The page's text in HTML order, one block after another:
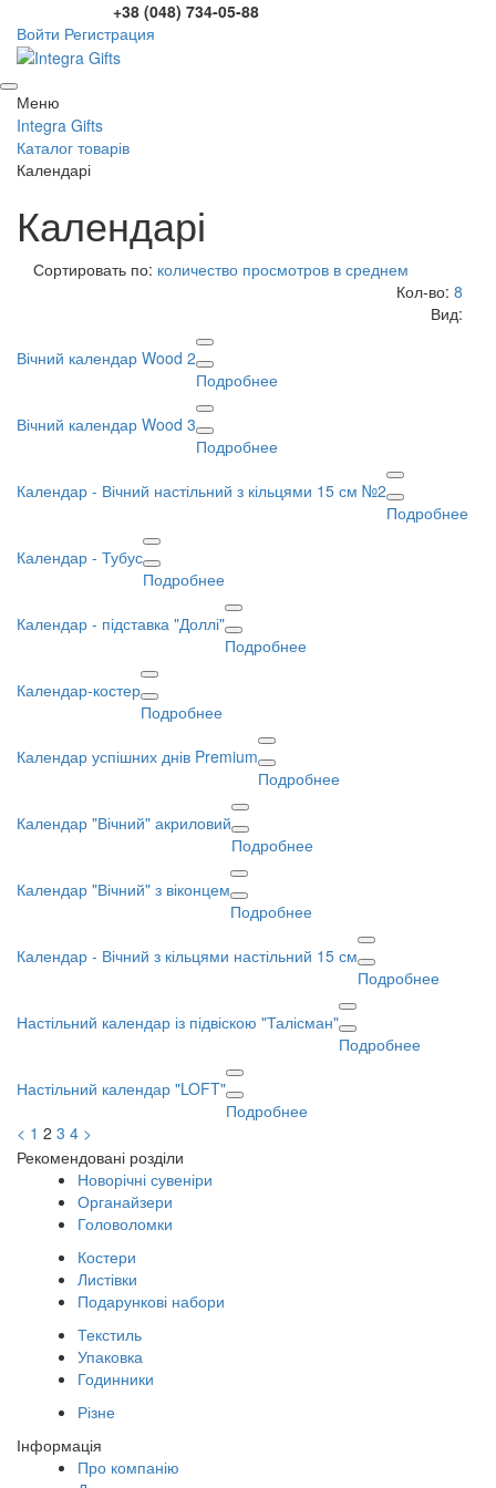
+38 (048) 734-05-88
Войти Регистрация
Меню
Integra Gifts
Каталог товарів
Календарі
Календарі
Сортировать по: количество просмотров в среднем
Кол-во: 8
Вид:
Вічний календар Wood 2
Подробнее
Вічний календар Wood 3
Подробнее
Календар - Вічний настільний з кільцями 15 см №2
Подробнее
Календар - Тубус
Подробнее
Календар - підставка "Доллі"
Подробнее
Календар-костер
Подробнее
Календар успішних днів Premium
Подробнее
Календар "Вічний" акриловий
Подробнее
Календар "Вічний" з віконцем
Подробнее
Календар - Вічний з кільцями настільний 15 см
Подробнее
Настільний календар із підвіскою "Талісман"
Подробнее
Настільний календар "LOFT"
Подробнее
< 1 2 3 4 >
Рекомендовані розділи
Новорічні сувеніри
Органайзери
Головоломки
Костери
Листівки
Подарункові набори
Текстиль
Упаковка
Годинники
Різне
Інформація
Про компанію